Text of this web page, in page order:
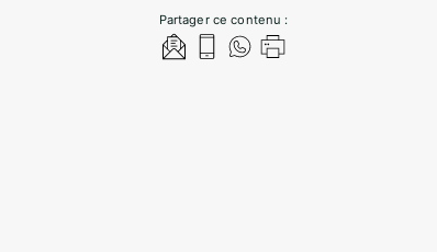
Partager ce contenu :